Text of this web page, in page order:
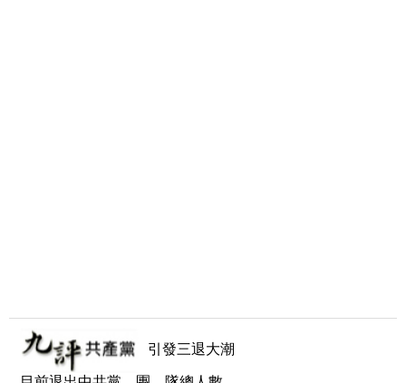
引發三退大潮